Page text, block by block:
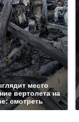
место
вертолета на
смотреть